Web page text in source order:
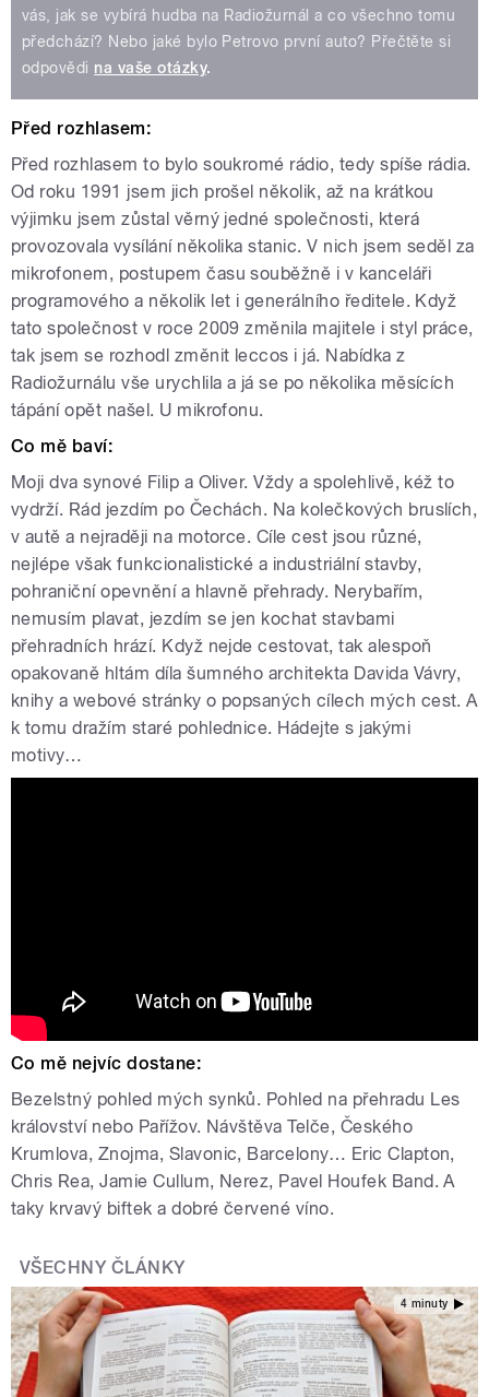
vás, jak se vybírá hudba na Radiožurnál a co všechno tomu
předchází? Nebo jaké bylo Petrovo první auto? Přečtěte si
odpovědi na vaše otázky.
Před rozhlasem:
Před rozhlasem to bylo soukromé rádio, tedy spíše rádia.
Od roku 1991 jsem jich prošel několik, až na krátkou
výjimku jsem zůstal věrný jedné společnosti, která
provozovala vysílání několika stanic. V nich jsem seděl za
mikrofonem, postupem času souběžně i v kanceláři
programového a několik let i generálního ředitele. Když
tato společnost v roce 2009 změnila majitele i styl práce,
tak jsem se rozhodl změnit leccos i já. Nabídka z
Radiožurnálu vše urychlila a já se po několika měsících
tápání opět našel. U mikrofonu.
Co mě baví:
Moji dva synové Filip a Oliver. Vždy a spolehlivě, kéž to
vydrží. Rád jezdím po Čechách. Na kolečkových bruslích,
v autě a nejraději na motorce. Cíle cest jsou různé,
nejlépe však funkcionalistické a industriální stavby,
pohraniční opevnění a hlavně přehrady. Nerybařím,
nemusím plavat, jezdím se jen kochat stavbami
přehradních hrází. Když nejde cestovat, tak alespoň
opakovaně hltám díla šumného architekta Davida Vávry,
knihy a webové stránky o popsaných cílech mých cest. A
k tomu dražím staré pohlednice. Hádejte s jakými
motivy…
Co mě nejvíc dostane:
Bezelstný pohled mých synků. Pohled na přehradu Les
království nebo Pařížov. Návštěva Telče, Českého
Krumlova, Znojma, Slavonic, Barcelony… Eric Clapton,
Chris Rea, Jamie Cullum, Nerez, Pavel Houfek Band. A
taky krvavý biftek a dobré červené víno.
VŠECHNY ČLÁNKY
4 minuty